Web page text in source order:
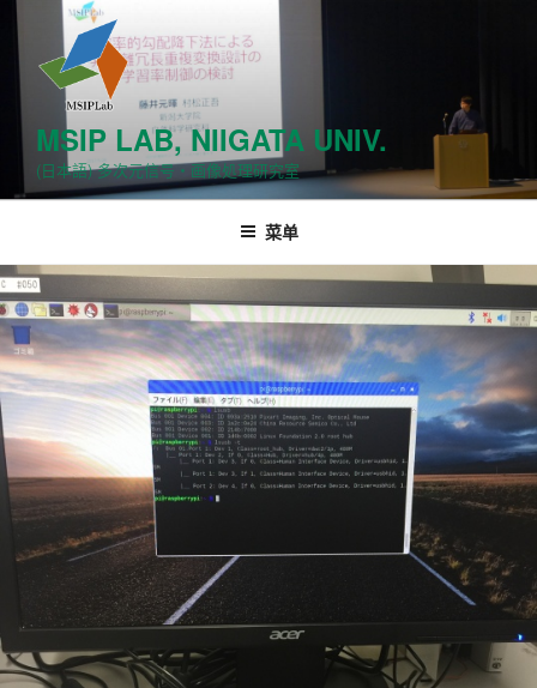
MSIP LAB, NIIGATA UNIV.
(日本語) 多次元信号・画像処理研究室
菜单